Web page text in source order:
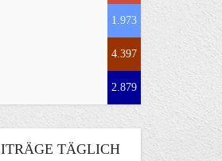
1.973
4.397
2.879
TÄGLICH